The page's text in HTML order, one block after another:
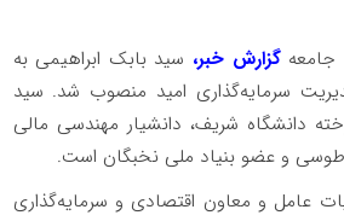
جامعهگزارش خبر، سید بابک ابراهیمی به
سرمایه‌گذاری امید منصوب شد. سید
دانشگاه شریف، دانشیار مهندسی مالی
طوسی و عضو بنیاد ملی نخبگان است.
عامل و معاون اقتصادی و سرمایه‌گذاری